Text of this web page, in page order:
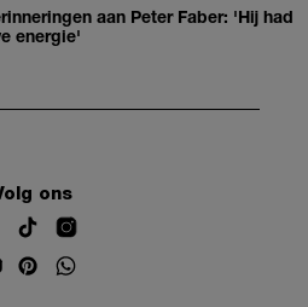
aan Peter Faber: 'Hij had
energie'
ons